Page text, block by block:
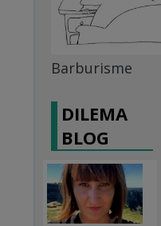
Barburisme
DILEMA
BLOG